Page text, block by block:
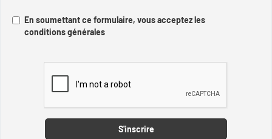
En soumettant ce formulaire, vous acceptez les
conditions générales
S'inscrire